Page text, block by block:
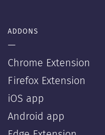
ADDONS
—
Chrome Extension
Firefox Extension
iOS app
Android app